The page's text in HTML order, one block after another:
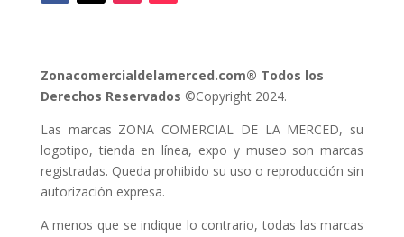
Zonacomercialdelamerced.com® Todos los
Derechos Reservados ©Copyright 2024.
Las marcas ZONA COMERCIAL DE LA MERCED, su
logotipo, tienda en línea, expo y museo son marcas
registradas. Queda prohibido su uso o reproducción sin
autorización expresa.
A menos que se indique lo contrario, todas las marcas